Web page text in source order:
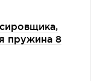
пружина 8